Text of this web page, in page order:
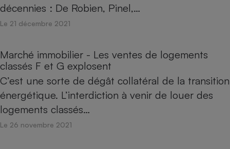
décennies : De Robien, Pinel,…
Le 21 décembre 2021
Marché immobilier - Les ventes de logements
classés F et G explosent
C’est une sorte de dégât collatéral de la transition
énergétique. L’interdiction à venir de louer des
logements classés…
Le 26 novembre 2021